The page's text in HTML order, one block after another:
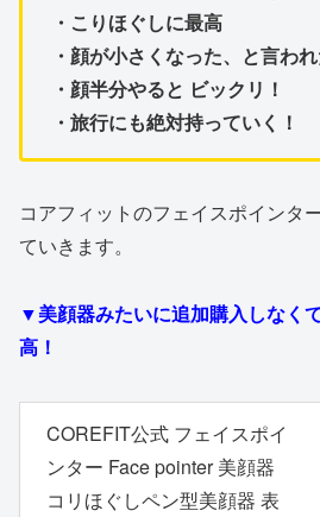
・こりほぐしに最高
・顔が小さくなった、と言わ
・顔半分やると ビックリ！
・旅行にも絶対持っていく！
コアフィットのフェイスポインタ
ていきます。
▼美顔器みたいに追加購入しなく
高！
COREFIT公式 フェイスポイ
ンター Face pointer 美顔器
コリほぐしペン型美顔器 表